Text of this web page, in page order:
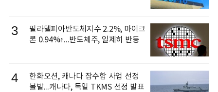
3
필라델피아반도체지수 2.2%, 마이크
론 0.94%↑...반도체주, 일제히 반등
4
한화오션, 캐나다 잠수함 사업 선정
불발...캐나다, 독일 TKMS 선정 발표